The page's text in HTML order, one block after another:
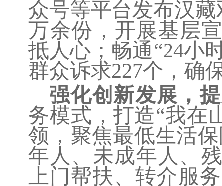
众号等平台发布汉
万余份，开展基层
抵人心；畅通“24小
群众诉求227个，确
强化创新发展，
务模式，打造“我在
领，聚焦最低生活
年人、未成年人、
上门帮扶、转介服